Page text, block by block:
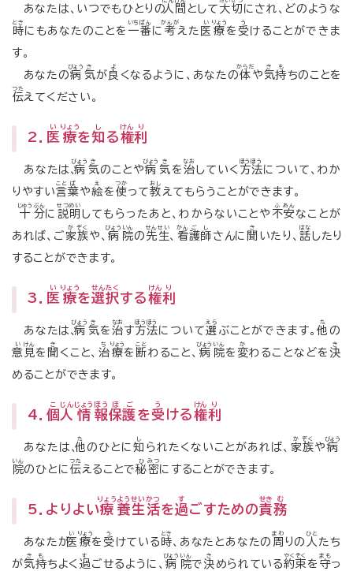
あなたは、いつでもひとりの人 間 として 大切 にされ、どのような
時
とき
にもあなたのことを 一
いち
番
ばん
に 考
かんが
えた 医
い
療
りょう
を 受
う
けることができま
す。
あなたの病
びょう
気
き
が 良
よ
くなるように、あなたの体
からだ
や気
き
持
も
ちのことを
伝
つた
えてください。
2． 医
い
療
りょう
を知
し
る権
けん
利
り
あなたは、病
びょう
気
き
のことや病
びょう
気
き
を 治
なお
していく 方
ほう
法
ほう
について、わか
りやすい言
こと
葉
ば
や絵
え
を 使
つか
って教
おし
えてもらうことができます。
十
じゅう
分
ぶん
に 説
せつ
明
めい
してもらったあと、わからないことや 不
ふ
安
あん
なことが
あれば、ご 家
か
族
ぞく
や、 病
びょう
院
いん
の 先
せん
生
せい
、 看
かん
護
ご
師
し
さんに 聞
き
いたり、 話
はな
したり
することができます。
3． 医
い
療
りょう
を選
せん
択
たく
する権
けん
利
り
あなたは、病
びょう
気
き
を 治
なお
す方
ほう
法
ほう
について選
えら
ぶことができます。 他
た
の
意
い
見
けん
を 聞
き
くこと、 治
ち
療
りょう
を 断
こと
わること、 病
びょう
院
いん
を 変
か
わることなどを 決
き
めることができます。
4． 個
こ
人
じん
情
じょう
報
ほう
保
ほ
護
ご
を受
う
ける権
けん
利
り
あなたは、他
た
のひとに 知
し
られたくないことがあれば、 家
か
族
ぞく
や 病
びょう
院
いん
のひとに 伝
つた
えることで秘
ひ
密
みつ
にすることができます。
5．よりよい療
りょう
養
よう
生
せい
活
かつ
を過
す
ごすための責
せき
務
む
あなたが医
い
療
りょう
を 受
う
けている 時
とき
、あなたとあなたの 周
まわ
りの 人
ひと
たち
が気
き
持
も
ちよく 過
す
ごせるように、 病
びょう
院
いん
で 決
き
められている約
やく
束
そく
を 守
まも
っ